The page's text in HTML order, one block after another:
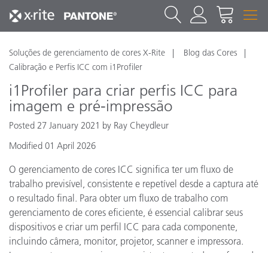
Soluções de gerenciamento de cores X-Rite
Blog das Cores
Calibração e Perfis ICC com i1Profiler
i1Profiler para criar perfis ICC para
imagem e pré-impressão
Posted 27 January 2021 by Ray Cheydleur
Modified 01 April 2026
O gerenciamento de cores ICC significa ter um fluxo de
trabalho previsível, consistente e repetível desde a captura até
o resultado final. Para obter um fluxo de trabalho com
gerenciamento de cores eficiente, é essencial calibrar seus
dispositivos e criar um perfil ICC para cada componente,
incluindo câmera, monitor, projetor, scanner e impressora.